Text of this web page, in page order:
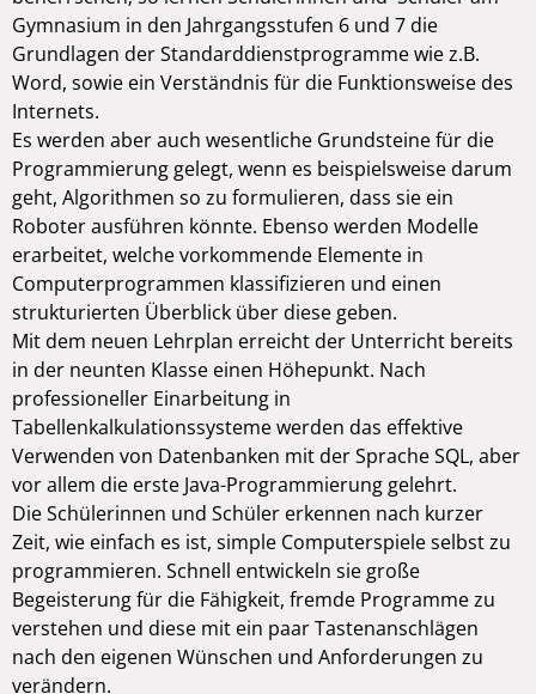
Gymnasium in den Jahrgangsstufen 6 und 7 die
Grundlagen der Standarddienstprogramme wie z.B.
Word, sowie ein Verständnis für die Funktionsweise des
Internets.
Es werden aber auch wesentliche Grundsteine für die
Programmierung gelegt, wenn es beispielsweise darum
geht, Algorithmen so zu formulieren, dass sie ein
Roboter ausführen könnte. Ebenso werden Modelle
erarbeitet, welche vorkommende Elemente in
Computerprogrammen klassifizieren und einen
strukturierten Überblick über diese geben.
Mit dem neuen Lehrplan erreicht der Unterricht bereits
in der neunten Klasse einen Höhepunkt. Nach
professioneller Einarbeitung in
Tabellenkalkulationssysteme werden das effektive
Verwenden von Datenbanken mit der Sprache SQL, aber
vor allem die erste Java-Programmierung gelehrt.
Die Schülerinnen und Schüler erkennen nach kurzer
Zeit, wie einfach es ist, simple Computerspiele selbst zu
programmieren. Schnell entwickeln sie große
Begeisterung für die Fähigkeit, fremde Programme zu
verstehen und diese mit ein paar Tastenanschlägen
nach den eigenen Wünschen und Anforderungen zu
verändern.